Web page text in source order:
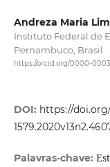
Andreza Maria
Instituto Federal de
Pernambuco, Brasil.
https://orcid.org/0000-
DOI: https://
Palavras-chave: